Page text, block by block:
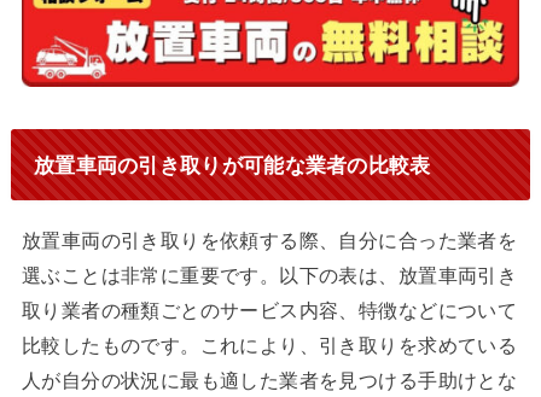
放置車両の引き取りが可能な業者の比較表
放置車両の引き取りを依頼する際、自分に合った業者を
選ぶことは非常に重要です。以下の表は、放置車両引き
取り業者の種類ごとのサービス内容、特徴などについて
比較したものです。これにより、引き取りを求めている
人が自分の状況に最も適した業者を見つける手助けとな